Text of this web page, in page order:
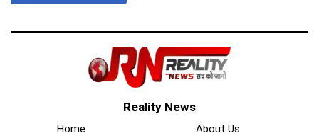
Reality News
Home About Us